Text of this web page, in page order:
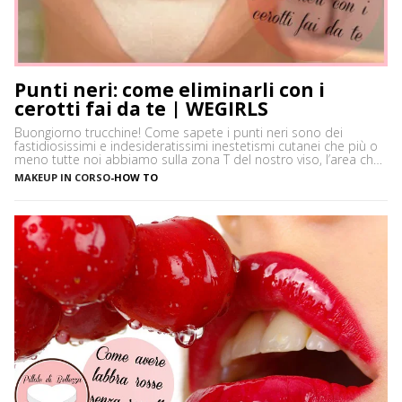
Punti neri: come eliminarli con i
cerotti fai da te | WEGIRLS
Buongiorno trucchine! Come sapete i punti neri sono dei
fastidiosissimi e indesideratissimi inestetismi cutanei che più o
meno tutte noi abbiamo sulla zona T del nostro viso, l’area che
è più spesso vittima di impurità e alterazioni del pH della pelle,
soprattutto se si ha la pelle grassa e non si usano prodotti
MAKEUP IN CORSO-HOW TO